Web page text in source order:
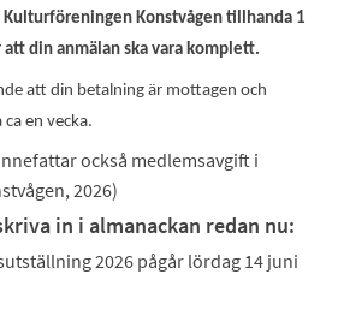
Kulturföreningen Konstvågen tillhanda 1
din anmälan ska vara komplett.
att din betalning är mottagen och
en vecka.
också medlemsavgift i
2026)
in i almanackan redan nu:
2026 pågår lördag 14 juni